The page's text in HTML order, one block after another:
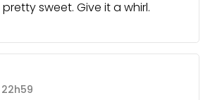
sweet. Give it a whirl.